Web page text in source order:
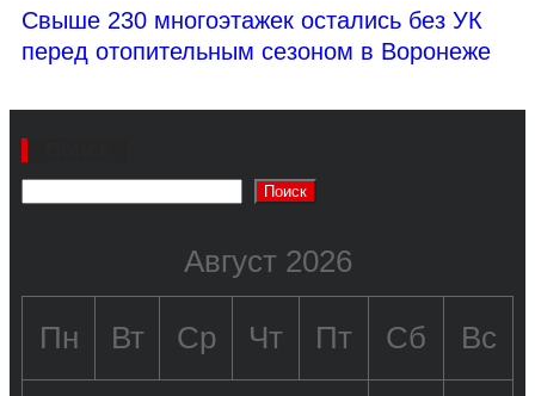
Свыше 230 многоэтажек остались без УК
перед отопительным сезоном в Воронеже
Поиск
Август 2026
Пн Вт Ср Чт Пт Сб Вс